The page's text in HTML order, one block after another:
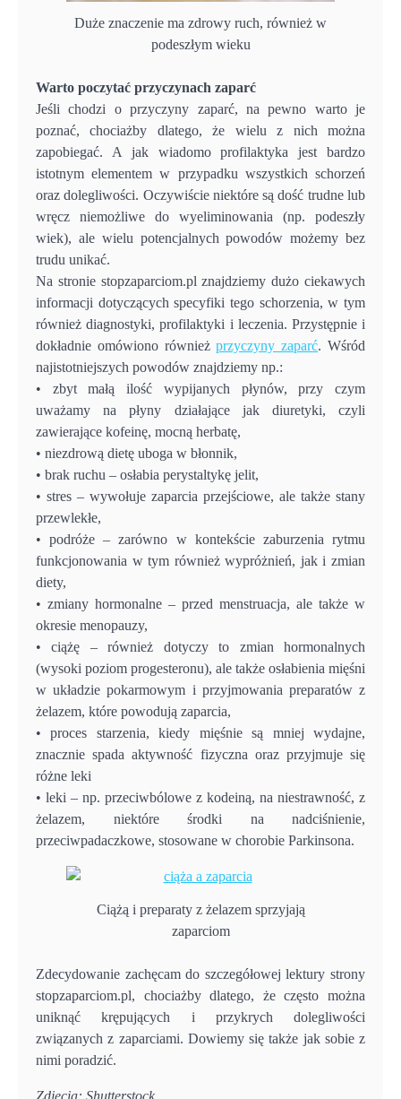
Duże znaczenie ma zdrowy ruch, również w
podeszłym wieku
Warto poczytać przyczynach zaparć
Jeśli chodzi o przyczyny zaparć, na pewno warto je
poznać, chociażby dlatego, że wielu z nich można
zapobiegać. A jak wiadomo profilaktyka jest bardzo
istotnym elementem w przypadku wszystkich schorzeń
oraz dolegliwości. Oczywiście niektóre są dość trudne lub
wręcz niemożliwe do wyeliminowania (np. podeszły
wiek), ale wielu potencjalnych powodów możemy bez
trudu unikać.
Na stronie stopzaparciom.pl znajdziemy dużo ciekawych
informacji dotyczących specyfiki tego schorzenia, w tym
również diagnostyki, profilaktyki i leczenia. Przystępnie i
dokładnie omówiono równieżprzyczyny zaparć. Wśród
najistotniejszych powodów znajdziemy np.:
• zbyt małą ilość wypijanych płynów, przy czym
uważamy na płyny działające jak diuretyki, czyli
zawierające kofeinę, mocną herbatę,
• niezdrową dietę uboga w błonnik,
• brak ruchu – osłabia perystaltykę jelit,
• stres – wywołuje zaparcia przejściowe, ale także stany
przewlekłe,
• podróże – zarówno w kontekście zaburzenia rytmu
funkcjonowania w tym również wypróżnień, jak i zmian
diety,
• zmiany hormonalne – przed menstruacja, ale także w
okresie menopauzy,
• ciążę – również dotyczy to zmian hormonalnych
(wysoki poziom progesteronu), ale także osłabienia mięśni
w układzie pokarmowym i przyjmowania preparatów z
żelazem, które powodują zaparcia,
• proces starzenia, kiedy mięśnie są mniej wydajne,
znacznie spada aktywność fizyczna oraz przyjmuje się
różne leki
• leki – np. przeciwbólowe z kodeiną, na niestrawność, z
żelazem, niektóre środki na nadciśnienie,
przeciwpadaczkowe, stosowane w chorobie Parkinsona.
Ciążą i preparaty z żelazem sprzyjają
zaparciom
Zdecydowanie zachęcam do szczegółowej lektury strony
stopzaparciom.pl, chociażby dlatego, że często można
uniknąć krępujących i przykrych dolegliwości
związanych z zaparciami. Dowiemy się także jak sobie z
nimi poradzić.